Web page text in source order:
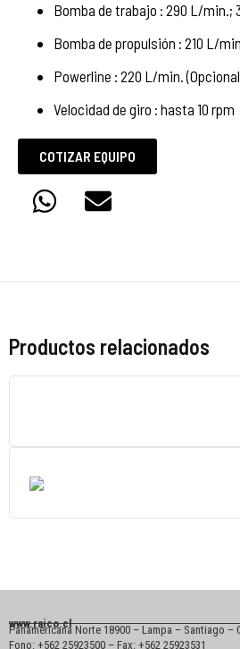
Bomba de trabajo : 290 L/min.;
Bomba de propulsión : 210 L/
Powerline : 220 L/min.
Velocidad de giro : hasta 10 rpm
COTIZAR EQUIPO
Productos relacionados
www.raico.cl
Panamericana Norte 18900 – Lampa – Santiago –
Fono: +562 25923500 – Fax: +562 25923531